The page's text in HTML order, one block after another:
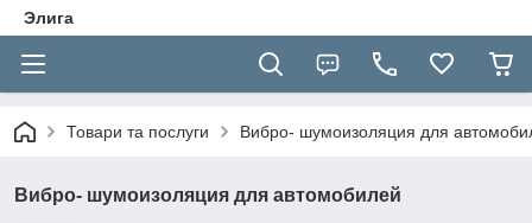
Элига
Товари та послуги Вибро- шумоизоляция для
Вибро- шумоизоляция для автомобилей